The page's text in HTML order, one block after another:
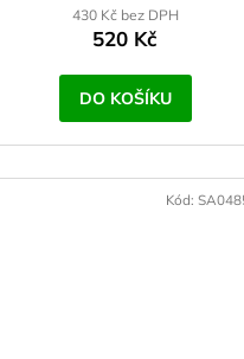
430 Kč bez DPH
520 Kč
DO KOŠÍKU
Kód: